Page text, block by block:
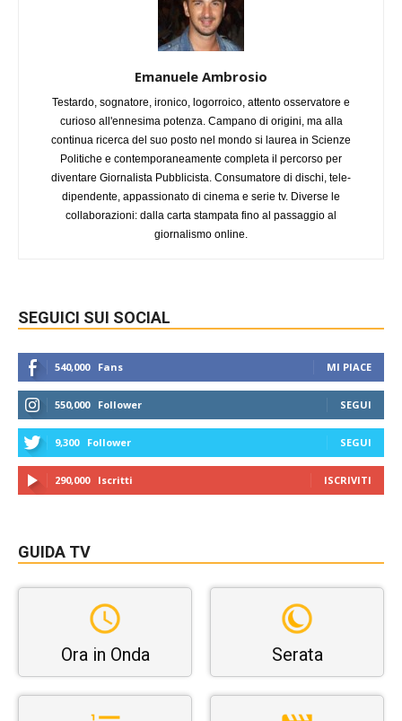
Emanuele Ambrosio
Testardo, sognatore, ironico, logorroico, attento osservatore e
curioso all'ennesima potenza. Campano di origini, ma alla
continua ricerca del suo posto nel mondo si laurea in Scienze
Politiche e contemporaneamente completa il percorso per
diventare Giornalista Pubblicista. Consumatore di dischi, tele-
dipendente, appassionato di cinema e serie tv. Diverse le
collaborazioni: dalla carta stampata fino al passaggio al
giornalismo online.
SEGUICI SUI SOCIAL
540,000 Fans MI PIACE
550,000 Follower SEGUI
9,300 Follower SEGUI
290,000 Iscritti ISCRIVITI
GUIDA TV
Ora in Onda Serata